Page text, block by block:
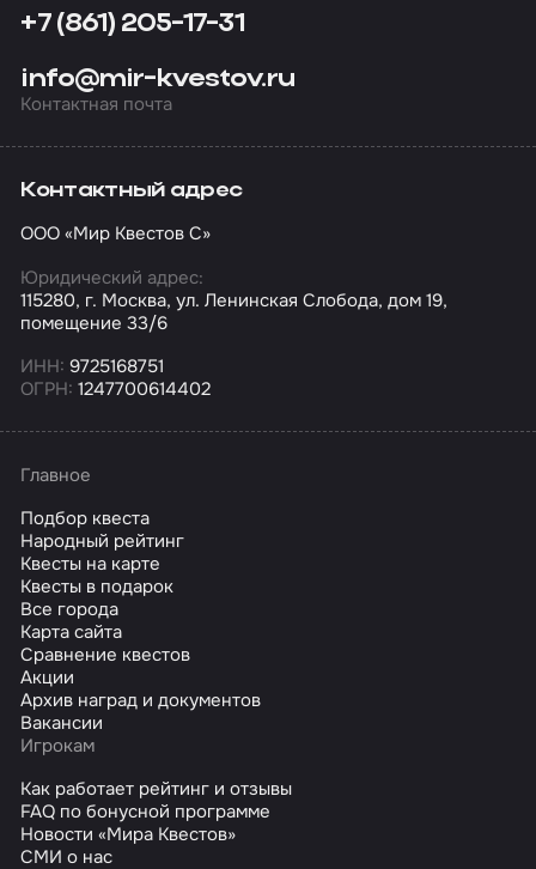
+7 (861) 205-17-31
info@mir-kvestov.ru
Контактная почта
Контактный адрес
ООО «Мир Квестов С»
Юридический адрес:
115280, г. Москва, ул. Ленинская Слобода, дом 19,
помещение 33/6
ИНН: 9725168751
ОГРН: 1247700614402
Главное
Подбор квеста
Народный рейтинг
Квесты на карте
Квесты в подарок
Все города
Карта сайта
Сравнение квестов
Акции
Архив наград и документов
Вакансии
Игрокам
Как работает рейтинг и отзывы
FAQ по бонусной программе
Новости «Мира Квестов»
СМИ о нас